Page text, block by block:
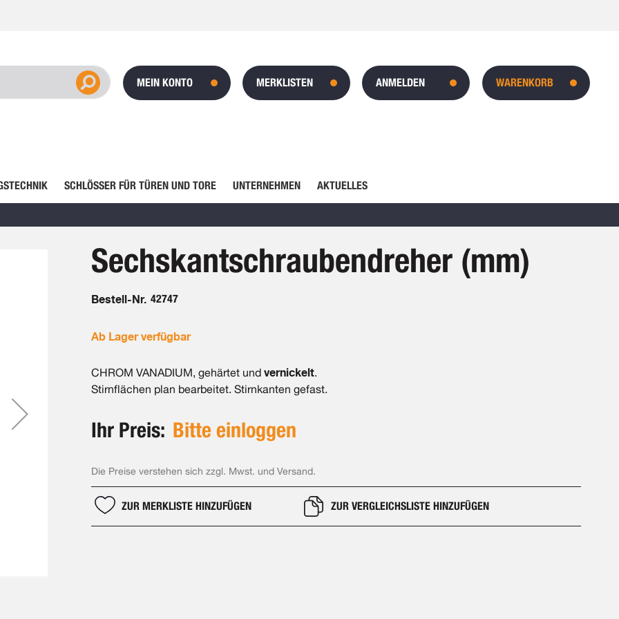
WARENKORB
MEIN KONTO MERKLISTEN ANMELDEN
SCHLÖSSER FÜR TÜREN UND TORE UNTERNEHMEN AKTUELLES
Sechskantschraubendreher (mm)
Bestell-Nr. 42747
Ab Lager verfügbar
CHROM VANADIUM, gehärtet und vernickelt.
Stirnflächen plan bearbeitet. Stirnkanten gefast.
Ihr Preis: Bitte einloggen
Die Preise verstehen sich zzgl. Mwst. und Versand.
ZUR MERKLISTE HINZUFÜGEN ZUR VERGLEICHSLISTE HINZUFÜGEN